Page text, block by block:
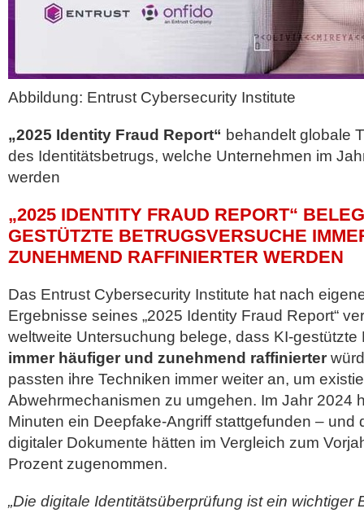
Abbildung: Entrust Cybersecurity Institute
„2025 Identity Fraud Report“ behandelt globale
des Identitätsbetrugs, welche Unternehmen im
werden
„2025 IDENTITY FRAUD REPORT“
GESTÜTZTE BETRUGSVERSUCHE
ZUNEHMEND RAFFINIERTER WERDEN
Das Entrust Cybersecurity Institute hat nach
Ergebnisse seines „2025 Identity Fraud Report“
weltweite Untersuchung belege, dass KI-gestützte
immer häufiger und zunehmend raffinierter
passten ihre Techniken immer weiter an, um
Abwehrmechanismen zu umgehen. Im Jahr 2024
Minuten ein Deepfake-Angriff stattgefunden – und
digitaler Dokumente hätten im Vergleich zum
Prozent zugenommen.
„Die digitale Identitätsüberprüfung ist ein wichtiger